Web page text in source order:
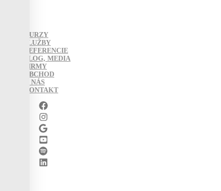
KURZY
SLUŽBY
REFERENCIE
BLOG, MEDIA
FIRMY
OBCHOD
O NÁS
KONTAKT